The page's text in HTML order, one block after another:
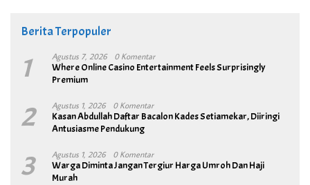
Berita Terpopuler
1 Agustus 7, 2026 0 Komentar
Where Online Casino Entertainment Feels Surprisingly
Premium
2 Agustus 1, 2026 0 Komentar
Kasan Abdullah Daftar Bacalon Kades Setiamekar, Diiringi
Antusiasme Pendukung
3 Agustus 1, 2026 0 Komentar
Warga Diminta Jangan Tergiur Harga Umroh Dan Haji
Murah